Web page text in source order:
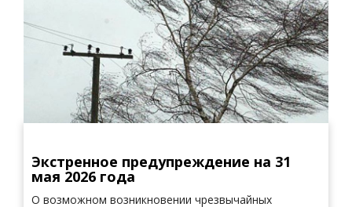
Экстренное предупреждение на 31
мая 2026 года
О возможном возникновении чрезвычайных